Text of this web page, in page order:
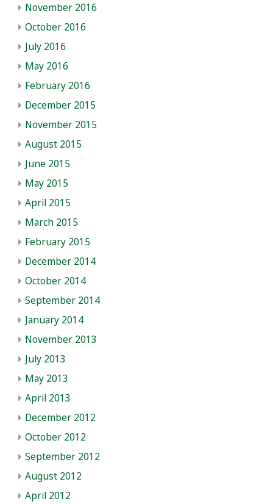
November 2016
October 2016
July 2016
May 2016
February 2016
December 2015
November 2015
August 2015
June 2015
May 2015
April 2015
March 2015
February 2015
December 2014
October 2014
September 2014
January 2014
November 2013
July 2013
May 2013
April 2013
December 2012
October 2012
September 2012
August 2012
April 2012